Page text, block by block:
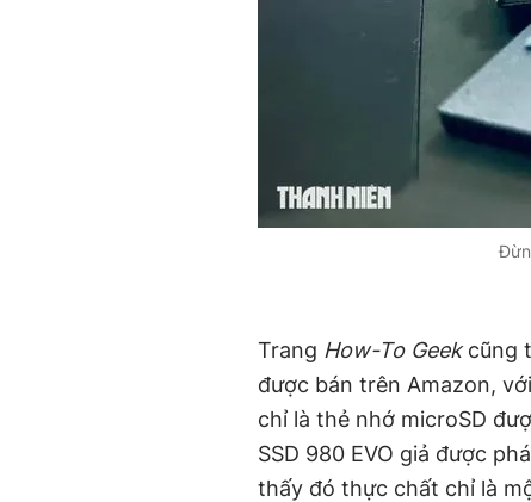
Trang How-To Geekcũng
được bán trên Amazon,
chỉ là thẻ nhớ microSD
SSD 980 EVO giả được
thấy đó thực chất chỉ là